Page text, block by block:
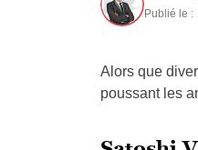
Publié le :
Alors que
poussant les